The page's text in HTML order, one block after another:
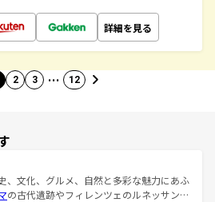
詳細を見る
2 3 … 12
、文化、グルメ、自然と多彩な魅力にあふ
の古代遺跡やフィレンツェのルネッサンス